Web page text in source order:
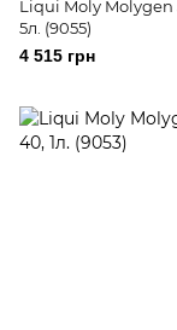
Liqui Moly Molygen
5л. (9055)
4 515 грн